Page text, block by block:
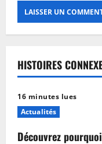
HISTOIRES
16 minutes lues
Actualités
Découvrez